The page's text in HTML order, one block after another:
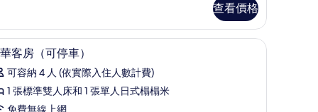
查看價格
24客房（可停車）
可容納 4 人 (依實際入住人數計費)
1 張標準雙人床和 1 張單人日式榻榻米
免費無線上網